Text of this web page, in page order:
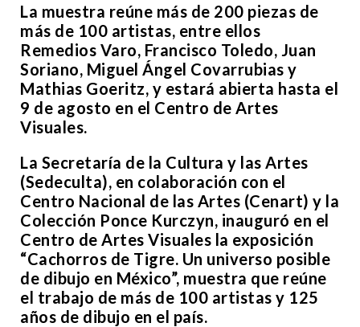
La muestra reúne más de 200 piezas de
más de 100 artistas, entre ellos
Remedios Varo, Francisco Toledo, Juan
Soriano, Miguel Ángel Covarrubias y
Mathias Goeritz, y estará abierta hasta el
9 de agosto en el Centro de Artes
Visuales.
La Secretaría de la Cultura y las Artes
(Sedeculta), en colaboración con el
Centro Nacional de las Artes (Cenart) y la
Colección Ponce Kurczyn, inauguró en el
Centro de Artes Visuales la exposición
“Cachorros de Tigre. Un universo posible
de dibujo en México”, muestra que reúne
el trabajo de más de 100 artistas y 125
años de dibujo en el país.